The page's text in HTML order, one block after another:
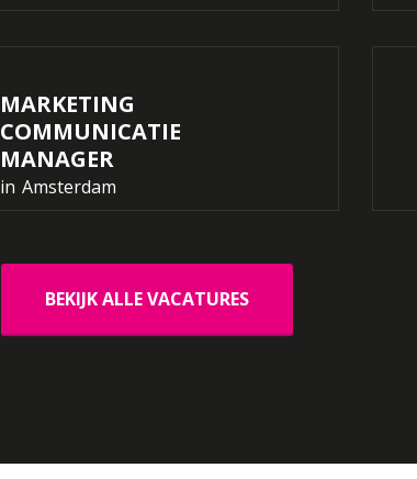
MARKETING
COMMUNICATIE
MANAGER
in Amsterdam
BEKIJK ALLE VACATURES